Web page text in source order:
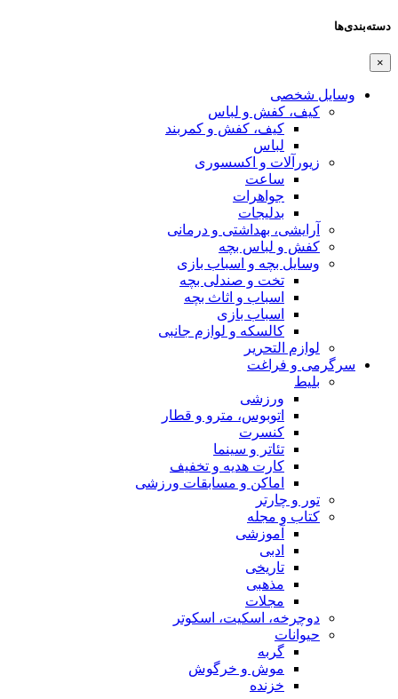
دسته‌بندی‌ها
×
وسایل شخصی
کیف، کفش و لباس
کیف، کفش و کمربند
لباس
زیورآلات و اکسسوری
ساعت
جواهرات
بدلیجات
آرایشی، بهداشتی و درمانی
کفش و لباس بچه
وسایل بچه و اسباب بازی
تخت و صندلی بچه
اسباب و اثاث بچه
اسباب بازی
کالسکه و لوازم جانبی
لوازم التحریر
سرگرمی و فراغت
بلیط
ورزشی
اتوبوس، مترو و قطار
کنسرت
تئاتر و سینما
کارت هدیه و تخفیف
اماکن و مسابقات ورزشی
تور و چارتر
کتاب و مجله
آموزشی
ادبی
تاریخی
مذهبی
مجلات
دوچرخه، اسکیت، اسکوتر
حیوانات
گربه
موش و خرگوش
خزنده